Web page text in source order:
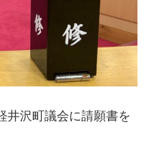
井沢町議会に請願書を